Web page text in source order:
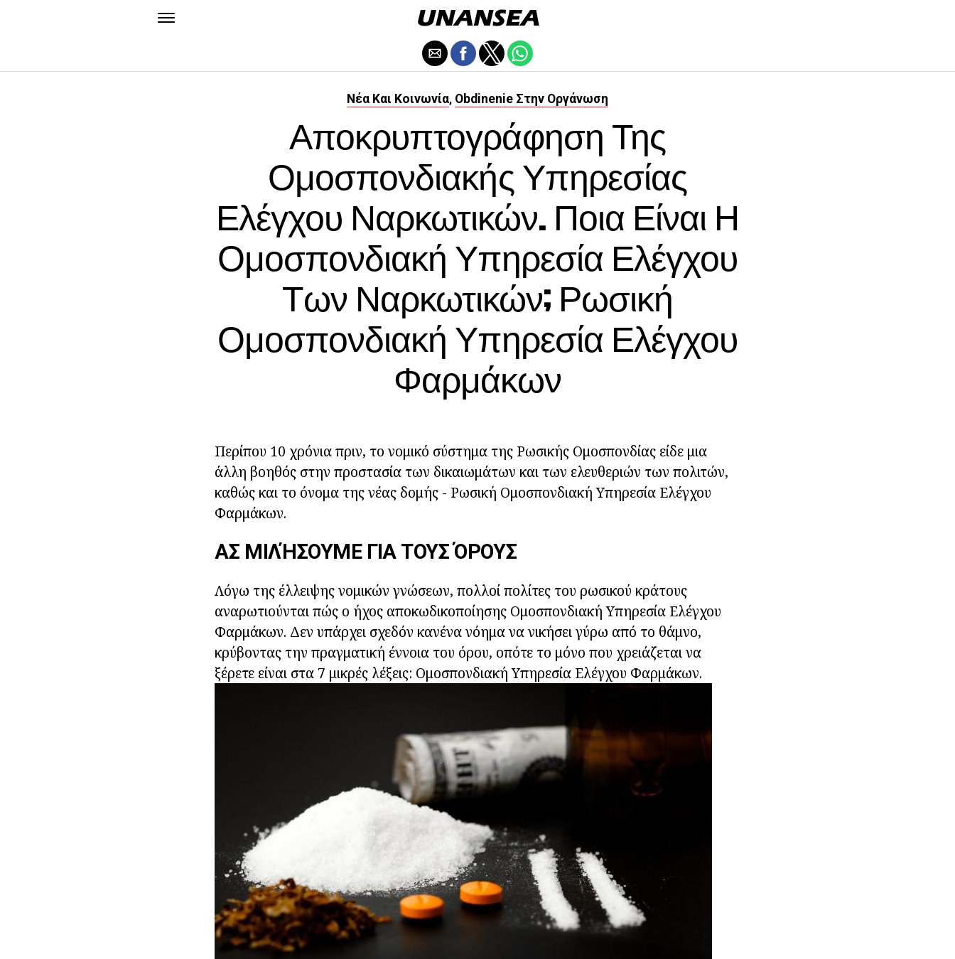
Νέα Και Κοινωνία, Obdinenie Στην Οργάνωση
Αποκρυπτογράφηση Της
Ομοσπονδιακής Υπηρεσίας
Ελέγχου Ναρκωτικών. Ποια Είναι Η
Ομοσπονδιακή Υπηρεσία Ελέγχου
Των Ναρκωτικών; Ρωσική
Ομοσπονδιακή Υπηρεσία Ελέγχου
Φαρμάκων
Περίπου 10 χρόνια πριν, το νομικό σύστημα της Ρωσικής Ομοσπονδίας είδε μια
άλλη βοηθός στην προστασία των δικαιωμάτων και των ελευθεριών των πολιτών,
καθώς και το όνομα της νέας δομής - Ρωσική Ομοσπονδιακή Υπηρεσία Ελέγχου
Φαρμάκων.
ΑΣ ΜΙΛΉΣΟΥΜΕ ΓΙΑ ΤΟΥΣ ΌΡΟΥΣ
Λόγω της έλλειψης νομικών γνώσεων, πολλοί πολίτες του ρωσικού κράτους
αναρωτιούνται πώς ο ήχος αποκωδικοποίησης Ομοσπονδιακή Υπηρεσία Ελέγχου
Φαρμάκων. Δεν υπάρχει σχεδόν κανένα νόημα να νικήσει γύρω από το θάμνο,
κρύβοντας την πραγματική έννοια του όρου, οπότε το μόνο που χρειάζεται να
ξέρετε είναι στα 7 μικρές λέξεις: Ομοσπονδιακή Υπηρεσία Ελέγχου Φαρμάκων.